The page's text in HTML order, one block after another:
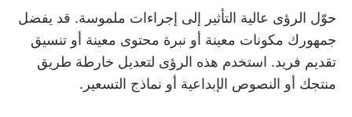
حوّل الرؤى عالية التأثير إلى إجراءات ملموسة. قد يفضل
جمهورك مكونات معينة أو نبرة محتوى معينة أو تنسيق
تقديم فريد. استخدم هذه الرؤى لتعديل خارطة طريق
منتجك أو النصوص الإبداعية أو نماذج التسعير.